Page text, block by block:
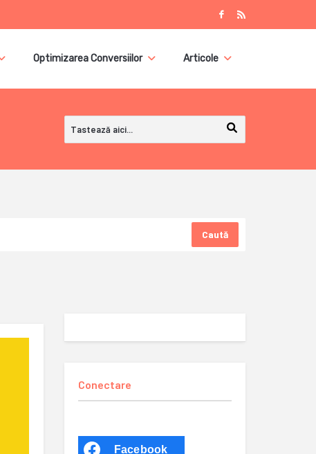
Optimizarea Conversiilor Articole
Caută
Conectare
Facebook